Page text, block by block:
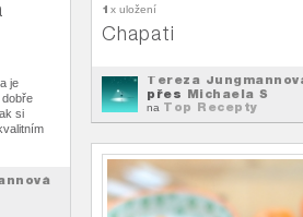
je
si
1 x uložení
Chapati
Tereza
přes Michaela S
na Top Recepty